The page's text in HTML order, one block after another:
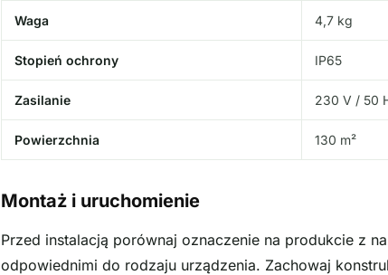
Waga 4,7 kg
Stopień ochrony IP65
Zasilanie 230 V / 50
Powierzchnia 130 m²
Montaż i uruchomienie
Przed instalacją porównaj oznaczenie na produkcie z
odpowiednimi do rodzaju urządzenia. Zachowaj